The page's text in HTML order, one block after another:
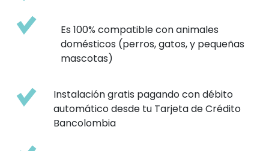
Es 100% compatible con animales
domésticos (perros, gatos, y pequeñas
mascotas)
Instalación gratis pagando con débito
automático desde tu Tarjeta de Crédito
Bancolombia